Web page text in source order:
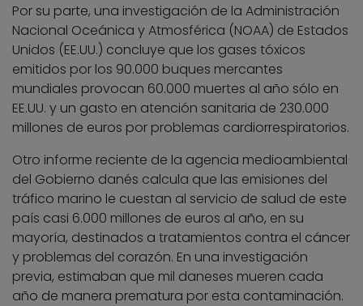
Por su parte, una investigación de la Administración
Nacional Oceánica y Atmosférica (NOAA) de Estados
Unidos (EE.UU.) concluye que los gases tóxicos
emitidos por los 90.000 buques mercantes
mundiales provocan 60.000 muertes al año sólo en
EE.UU. y un gasto en atención sanitaria de 230.000
millones de euros por problemas cardiorrespiratorios.
Otro informe reciente de la agencia medioambiental
del Gobierno danés calcula que las emisiones del
tráfico marino le cuestan al servicio de salud de este
país casi 6.000 millones de euros al año, en su
mayoría, destinados a tratamientos contra el cáncer
y problemas del corazón. En una investigación
previa, estimaban que mil daneses mueren cada
año de manera prematura por esta contaminación.